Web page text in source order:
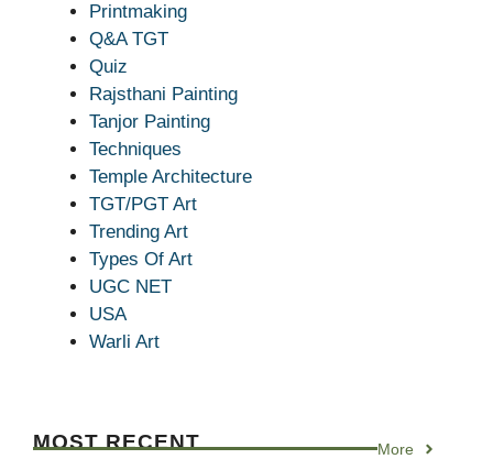
Printmaking
Q&A TGT
Quiz
Rajsthani Painting
Tanjor Painting
Techniques
Temple Architecture
TGT/PGT Art
Trending Art
Types Of Art
UGC NET
USA
Warli Art
MOST RECENT More